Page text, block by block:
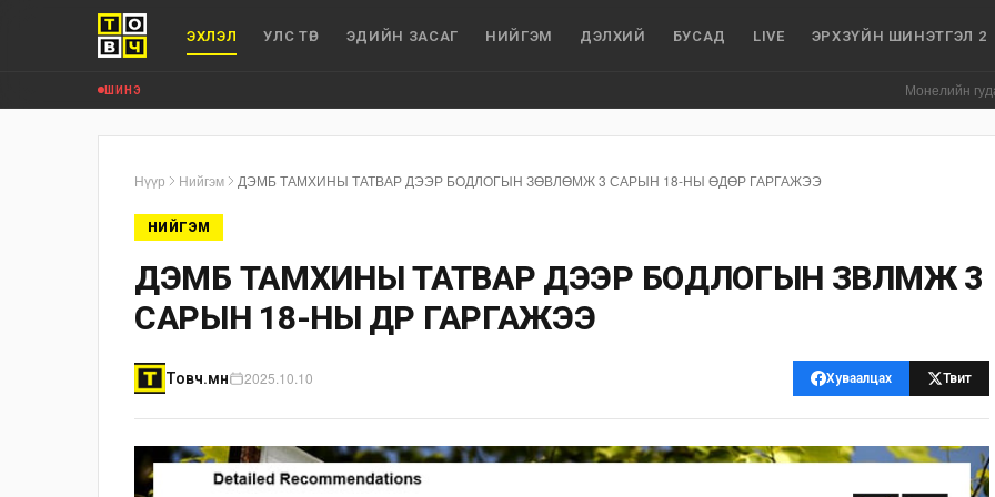
ЭХЛЭЛ УЛС ТӨР ЭДИЙН ЗАСАГ НИЙГЭМ ДЭЛХИЙ БУСАД LIVE ЭРХЗҮЙН ШИНЭТГЭЛ 2
ШИНЭ Монелийн гудамжны
Нүүр Нийгэм ДЭМБ ТАМХИНЫ ТАТВАР ДЭЭР БОДЛОГЫН ЗӨВЛӨМЖ 3 САРЫН 18-НЫ ӨДӨР ГАРГАЖЭЭ
НИЙГЭМ
ДЭМБ ТАМХИНЫ ТАТВАР ДЭЭР БОДЛОГЫН ЗӨВЛӨМЖ 3
САРЫН 18-НЫ ӨДӨР ГАРГАЖЭЭ
Товч.мн 2025.10.10 Хуваалцах Твит